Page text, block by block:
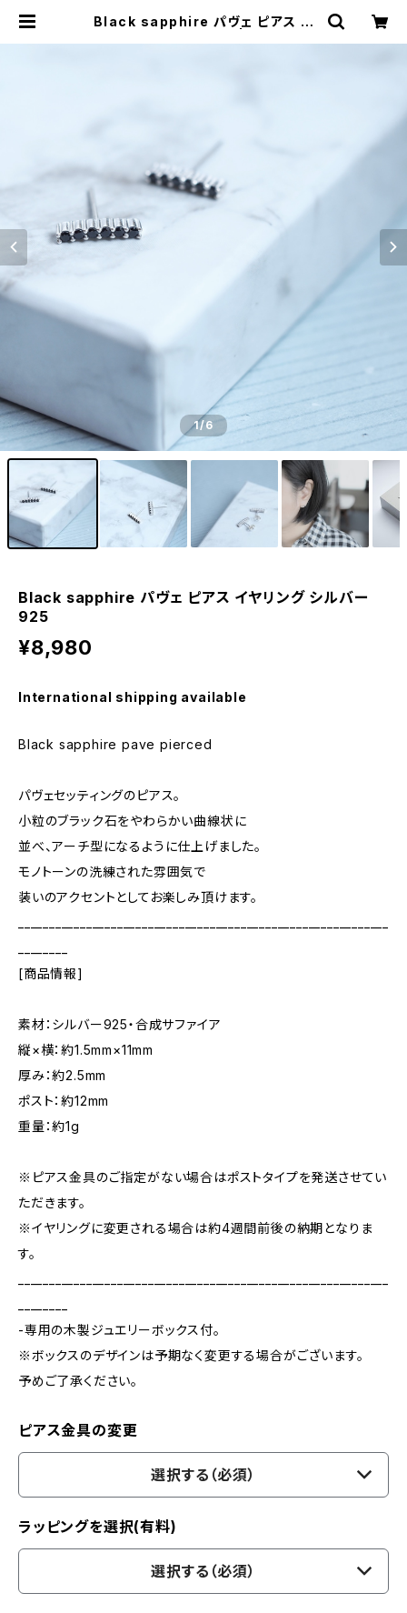
Black sapphire パヴェ ピアス イ
1/6
Black sapphire パヴェ ピアス イヤリング シルバー
925
¥8,980
International shipping available
Black sapphire pave pierced
パヴェセッティングのピアス。
小粒のブラック石をやわらかい曲線状に
並べ、アーチ型になるように仕上げました。
モノトーンの洗練された雰囲気で
装いのアクセントとしてお楽しみ頂けます。
[商品情報]
素材：シルバー925・合成サファイア
縦×横：約1.5mm×11mm
厚み：約2.5mm
ポスト：約12mm
重量：約1g
※ピアス金具のご指定がない場合はポストタイプを発送させてい
ただきます。
※イヤリングに変更される場合は約4週間前後の納期となりま
す。
-専用の木製ジュエリーボックス付。
※ボックスのデザインは予期なく変更する場合がございます。
予めご了承ください。
ピアス金具の変更
選択する（必須）
ラッピングを選択(有料)
選択する（必須）